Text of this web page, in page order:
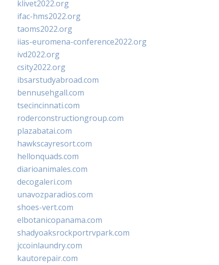
klivet2022.org
ifac-hms2022.org
taoms2022.org
iias-euromena-conference2022.org
ivd2022.org
csity2022.org
ibsarstudyabroad.com
bennusehgall.com
tsecincinnati.com
roderconstructiongroup.com
plazabatai.com
hawkscayresort.com
hellonquads.com
diarioanimales.com
decogaleri.com
unavozparadios.com
shoes-vert.com
elbotanicopanama.com
shadyoaksrockportrvpark.com
jccoinlaundry.com
kautorepair.com